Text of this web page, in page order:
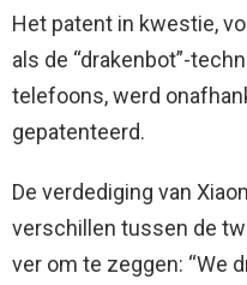
Het patent in kwestie,
als de “drakenbot”-
telefoons, werd
gepatenteerd.
De verdediging van
verschillen tussen de
ver om te zeggen: “We